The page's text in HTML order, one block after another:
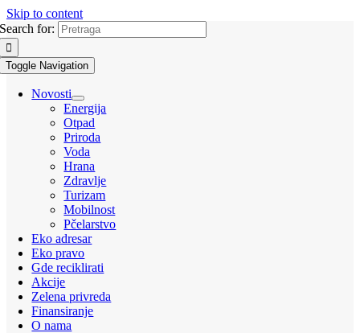
Skip to content
Search for:
Toggle Navigation
Novosti
Energija
Otpad
Priroda
Voda
Hrana
Zdravlje
Turizam
Mobilnost
Pčelarstvo
Eko adresar
Eko pravo
Gde reciklirati
Akcije
Zelena privreda
Finansiranje
O nama